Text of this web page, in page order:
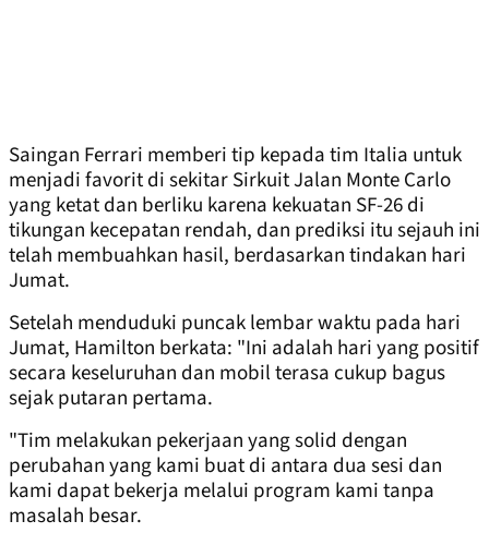
Saingan Ferrari memberi tip kepada tim Italia untuk
menjadi favorit di sekitar Sirkuit Jalan Monte Carlo
yang ketat dan berliku karena kekuatan SF-26 di
tikungan kecepatan rendah, dan prediksi itu sejauh ini
telah membuahkan hasil, berdasarkan tindakan hari
Jumat.
Setelah menduduki puncak lembar waktu pada hari
Jumat, Hamilton berkata: "Ini adalah hari yang positif
secara keseluruhan dan mobil terasa cukup bagus
sejak putaran pertama.
"Tim melakukan pekerjaan yang solid dengan
perubahan yang kami buat di antara dua sesi dan
kami dapat bekerja melalui program kami tanpa
masalah besar.